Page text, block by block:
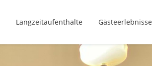
Langzeitaufenthalte Gästeerlebnisse